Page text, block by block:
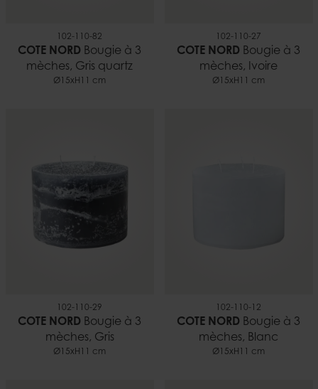
102-110-82
COTE NORD Bougie à 3
mèches, Gris quartz
Ø15xH11 cm
102-110-27
COTE NORD Bougie à 3
mèches, Ivoire
Ø15xH11 cm
102-110-29
COTE NORD Bougie à 3
mèches, Gris
Ø15xH11 cm
102-110-12
COTE NORD Bougie à 3
mèches, Blanc
Ø15xH11 cm